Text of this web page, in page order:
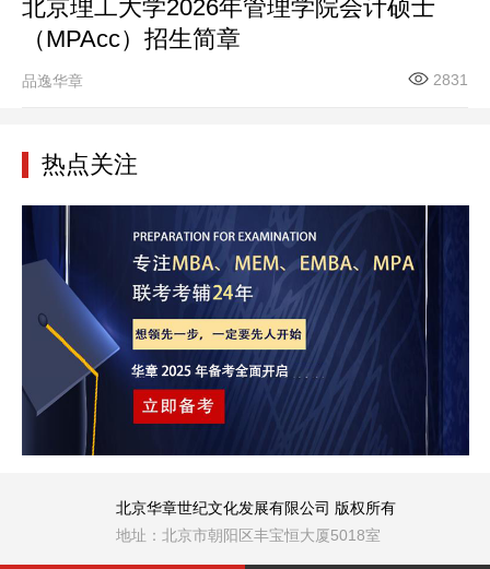
北京理工大学2026年管理学院会计硕士
（MPAcc）招生简章
品逸华章 2831
热点关注
北京华章世纪文化发展有限公司 版权所有
地址：北京市朝阳区丰宝恒大厦5018室